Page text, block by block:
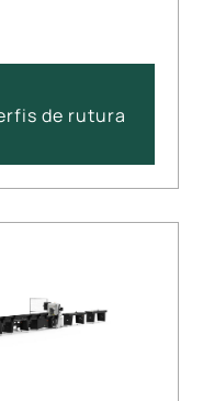
de rutura